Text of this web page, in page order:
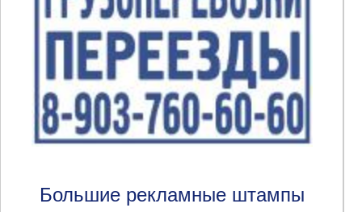
Большие рекламные штампы